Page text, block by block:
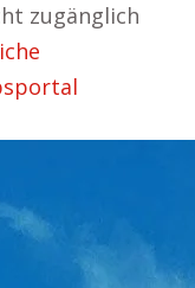
zugänglich